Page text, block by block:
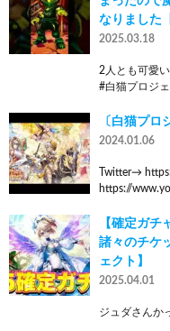
なりました
2025.03.18
2人とも可愛
#白猫プロジ
〔白猫プ
2024.01.06
Twitter→
https://
【確定ガチ
諸々のチケ
ェクト】
2025.04.01
ジュダさんか